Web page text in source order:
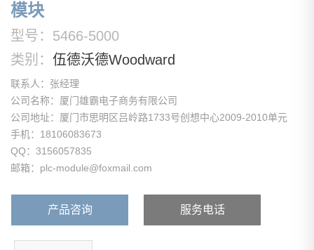
模块
型号：5466-5000
类别：伍德沃德Woodward
联系人：张经理
公司名称：厦门雄霸电子商务有限公司
公司地址：厦门市思明区吕岭路1733号创想中心2009-2010单元
手机：18106083673
QQ：3156057835
邮箱：plc-module@foxmail.com
产品咨询 服务电话